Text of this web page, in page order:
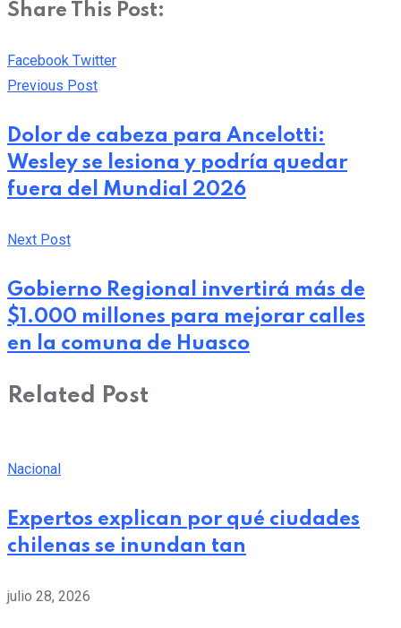
Share This Post:
Facebook TwitterPinterest
Whatsapp
Cloud
StumbleUpon
Print
Share
Previous Post
Dolor de cabeza para Ancelotti:
Wesley se lesiona y podría quedar
fuera del Mundial 2026
Next Post
Gobierno Regional invertirá más de
$1.000 millones para mejorar calles
en la comuna de Huasco
Related Post
Nacional
Expertos explican por qué ciudades
chilenas se inundan tan
julio 28, 2026